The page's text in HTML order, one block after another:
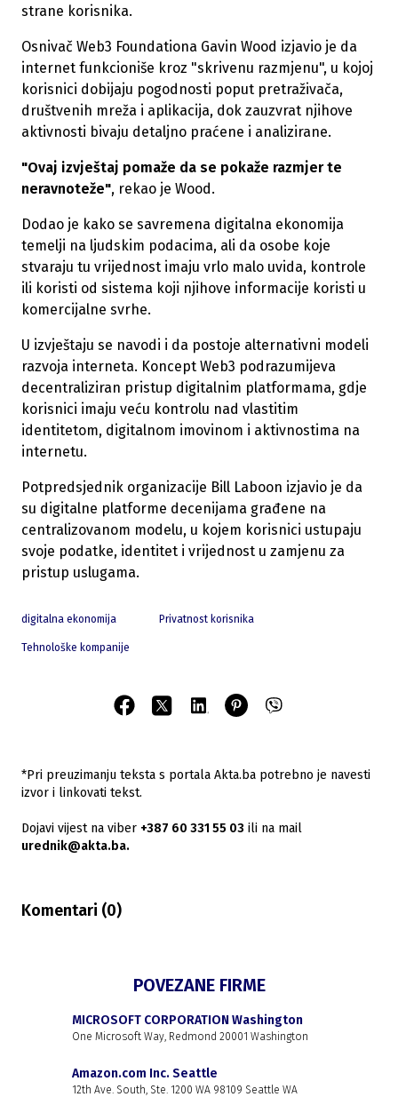
strane korisnika.
Osnivač Web3 Foundationa Gavin Wood izjavio je da
internet funkcioniše kroz "skrivenu razmjenu", u kojoj
korisnici dobijaju pogodnosti poput pretraživača,
društvenih mreža i aplikacija, dok zauzvrat njihove
aktivnosti bivaju detaljno praćene i analizirane.
"Ovaj izvještaj pomaže da se pokaže razmjer te
neravnoteže", rekao je Wood.
Dodao je kako se savremena digitalna ekonomija
temelji na ljudskim podacima, ali da osobe koje
stvaraju tu vrijednost imaju vrlo malo uvida, kontrole
ili koristi od sistema koji njihove informacije koristi u
komercijalne svrhe.
U izvještaju se navodi i da postoje alternativni modeli
razvoja interneta. Koncept Web3 podrazumijeva
decentraliziran pristup digitalnim platformama, gdje
korisnici imaju veću kontrolu nad vlastitim
identitetom, digitalnom imovinom i aktivnostima na
internetu.
Potpredsjednik organizacije Bill Laboon izjavio je da
su digitalne platforme decenijama građene na
centralizovanom modelu, u kojem korisnici ustupaju
svoje podatke, identitet i vrijednost u zamjenu za
pristup uslugama.
digitalna ekonomija Privatnost korisnika
Tehnološke kompanije
*Pri preuzimanju teksta s portala Akta.ba potrebno je navesti
izvor i linkovati tekst.
Dojavi vijest na viber +387 60 331 55 03 ili na mail
urednik@akta.ba.
Komentari (0)
POVEZANE FIRME
MICROSOFT CORPORATION Washington
One Microsoft Way, Redmond 20001 Washington
Amazon.com Inc. Seattle
12th Ave. South, Ste. 1200 WA 98109 Seattle WA